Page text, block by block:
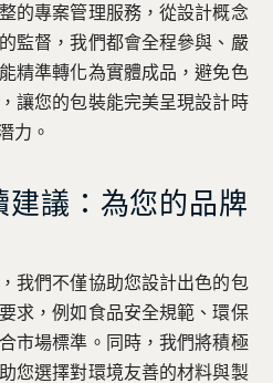
的專案管理服務，從設計概念
監督，我們都會全程參與、嚴
精準轉化為實體成品，避免色
讓您的包裝能完美呈現設計時
力。
議：為您的品牌
我們不僅協助您設計出色的包
求，例如食品安全規範、環保
市場標準。同時，我們將積極
您選擇對環境友善的材料與製